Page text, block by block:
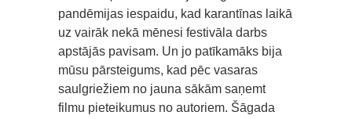
pandēmijas iespaidu, kad karantīnas laikā
uz vairāk nekā mēnesi festivāla darbs
apstājās pavisam. Un jo patīkamāks bija
mūsu pārsteigums, kad pēc vasaras
saulgriežiem no jauna sākām saņemt
filmu pieteikumus no autoriem. Šāgada